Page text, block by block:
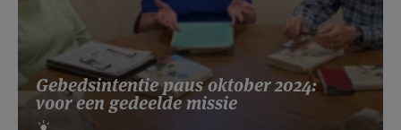
Gebedsintentie paus oktober 2024:
voor een gedeelde missie